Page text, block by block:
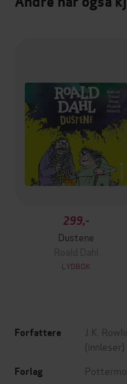
299,-
Dustene
Roald Dahl
LYDBOK
Forfattere J.K.
(innleser)
Forlag